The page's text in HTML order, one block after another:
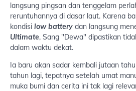
langsung pingsan dan tenggelam
reruntuhannya di dasar laut. Karena
kondisi low battery dan langsung
Ultimate, Sang "Dewa" dipastikan
dalam waktu dekat.
Ia baru akan sadar kembali jutaan
tahun lagi, tepatnya setelah umat
muka bumi dan cerita ini tak lagi